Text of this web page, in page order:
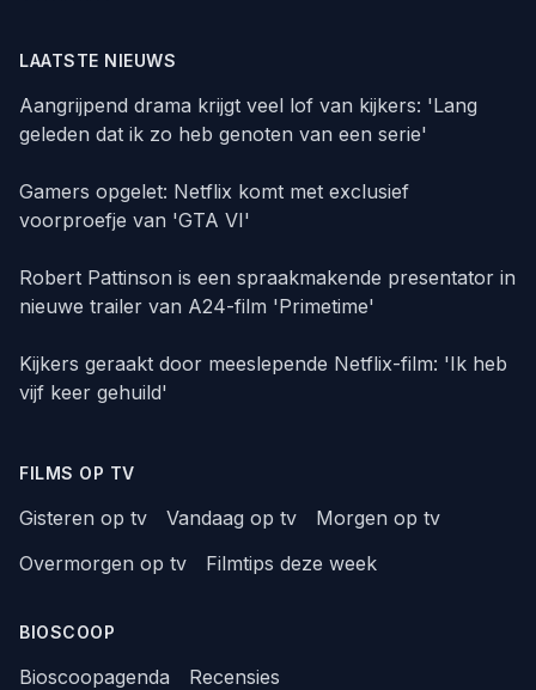
LAATSTE NIEUWS
Aangrijpend drama krijgt veel lof van kijkers: 'Lang
geleden dat ik zo heb genoten van een serie'
Gamers opgelet: Netflix komt met exclusief
voorproefje van 'GTA VI'
Robert Pattinson is een spraakmakende presentator in
nieuwe trailer van A24-film 'Primetime'
Kijkers geraakt door meeslepende Netflix-film: 'Ik heb
vijf keer gehuild'
FILMS OP TV
Gisteren op tv Vandaag op tv
Morgen op tv
Overmorgen op tv
Filmtips deze week
BIOSCOOP
Bioscoopagenda
Recensies